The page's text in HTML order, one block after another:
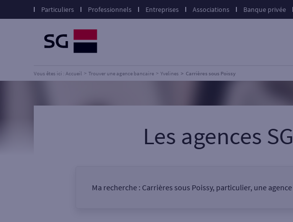
Particuliers Professionnels Entreprises Associations Banque privée
Vous êtes ici : Accueil Trouver une agence bancaire Yvelines Carrières sous Poissy
Les agences SG
Ma recherche : Carrières sous Poissy, particulier, une agence